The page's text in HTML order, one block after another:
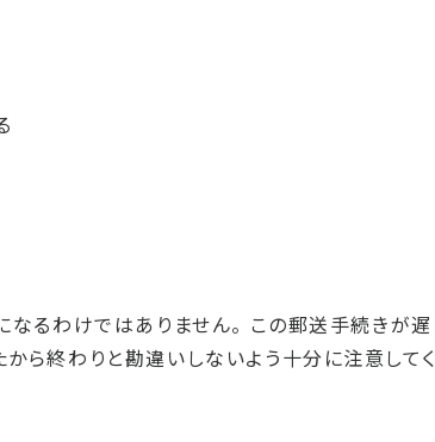
なるわけではありません。 この郵送手続きが遅
ら終わりと勘違いしないよう十分に注意してく